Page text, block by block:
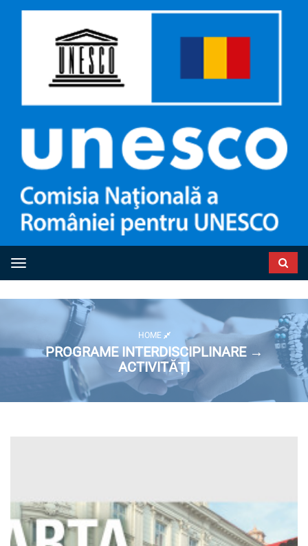
Toggle navigation
HOME
PROGRAME INTERDISCIPLINARE →
ACTIVITĂȚI